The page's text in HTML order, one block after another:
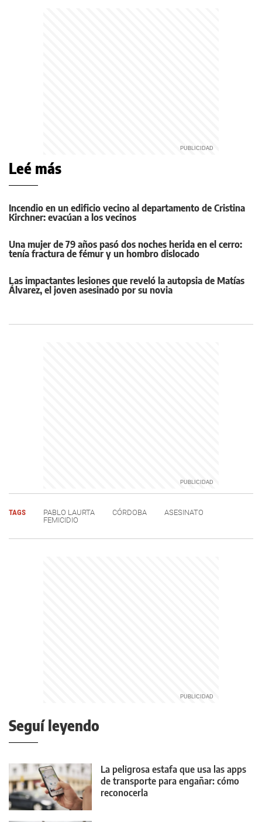
Leé más
Incendio en un edificio vecino al departamento de Cristina
Kirchner: evacúan a los vecinos
Una mujer de 79 años pasó dos noches herida en el cerro:
tenía fractura de fémur y un hombro dislocado
Las impactantes lesiones que reveló la autopsia de Matías
Álvarez, el joven asesinado por su novia
TAGS PABLO LAURTA CÓRDOBA
ASESINATO
FEMICIDIO
Seguí leyendo
La peligrosa estafa que usa las apps
de transporte para engañar: cómo
reconocerla